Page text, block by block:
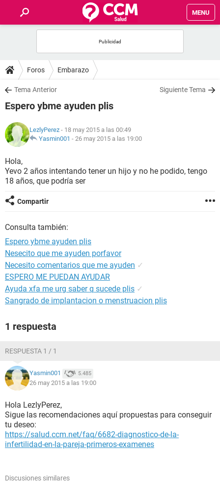
MENU
FOROS
SALUD
FAMILIA
NUTRICIÓN
BIENESTAR
Foros Embarazo
Tema Anterior Siguiente Tema
Espero ybme ayuden plis
LezlyPerez - 18 may 2015 a las 00:49
Yasmin001 - 26 may 2015 a las 19:00
Hola,
Yevo 2 años intentando tener un hijo y no he podido, tengo
18 años, que podría ser
Compartir
Consulta también:
Espero ybme ayuden plis
Nesecito que me ayuden porfavor
Necesito comentarios que me ayuden ✓
ESPERO ME PUEDAN AYUDAR
Ayuda xfa me urg saber q sucede plis ✓
Sangrado de implantacion o menstruacion plis
1 respuesta
RESPUESTA 1 / 1
Yasmin001 5.485
26 may 2015 a las 19:00
Hola LezlyPerez,
Sigue las recomendaciones aquí propuestas para conseguir
tu deseo:
https://salud.ccm.net/faq/6682-diagnostico-de-la-
infertilidad-en-la-pareja-primeros-examenes
Discusiones similares